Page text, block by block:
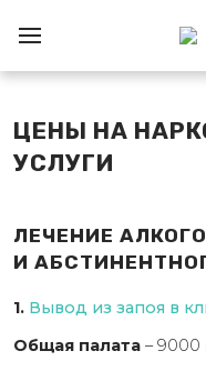
ЦЕНЫ НА
УСЛУГИ
ЛЕЧЕНИЕ
И
1. Вывод из запоя в
Общая палата – 9000